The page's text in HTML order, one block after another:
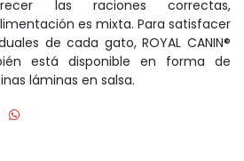
las raciones correctas,
es mixta. Para satisfacer
de cada gato, ROYAL CANIN®
está disponible en forma de
láminas en salsa.